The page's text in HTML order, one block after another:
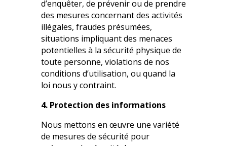
d’enquêter, de prévenir ou de prendre
des mesures concernant des activités
illégales, fraudes présumées,
situations impliquant des menaces
potentielles à la sécurité physique de
toute personne, violations de nos
conditions d’utilisation, ou quand la
loi nous y contraint.
4. Protection des informations
Nous mettons en œuvre une variété
de mesures de sécurité pour